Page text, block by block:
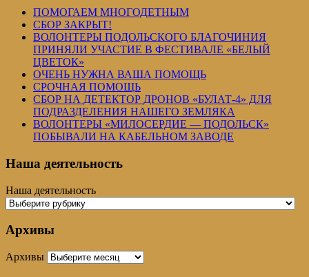
ПОМОГАЕМ МНОГОДЕТНЫМ
СБОР ЗАКРЫТ!
ВОЛОНТЕРЫ ПОДОЛЬСКОГО БЛАГОЧИНИЯ
ПРИНЯЛИ УЧАСТИЕ В ФЕСТИВАЛЕ «БЕЛЫЙ
ЦВЕТОК»
ОЧЕНЬ НУЖНА ВАША ПОМОЩЬ
СРОЧНАЯ ПОМОЩЬ
СБОР НА ДЕТЕКТОР ДРОНОВ «БУЛАТ-4» ДЛЯ
ПОДРАЗДЕЛЕНИЯ НАШЕГО ЗЕМЛЯКА
ВОЛОНТЕРЫ «МИЛОСЕРДИЕ — ПОДОЛЬСК»
ПОБЫВАЛИ НА КАБЕЛЬНОМ ЗАВОДЕ
Наша деятельность
Наша деятельность
Архивы
Архивы